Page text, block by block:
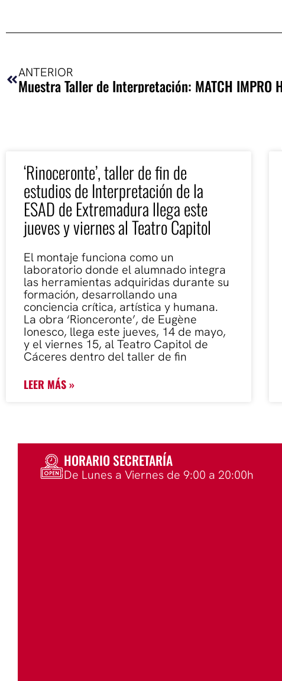
ANTERIOR
‘Rinoceronte’, taller de fin de
estudios de Interpretación de la
ESAD de Extremadura llega este
jueves y viernes al Teatro Capitol
El montaje funciona como un
laboratorio donde el alumnado integra
las herramientas adquiridas durante su
formación, desarrollando una
conciencia crítica, artística y humana.
La obra ‘Rionceronte’, de Eugène
Ionesco, llega este jueves, 14 de mayo,
y el viernes 15, al Teatro Capitol de
Cáceres dentro del taller de fin
LEER MÁS »
HORARIO SECRETARÍA
De Lunes a Viernes de 9:00 a 20:00h